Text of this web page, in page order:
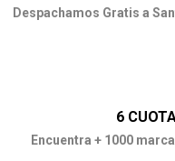
Despachamos Gratis a
6
Encuentra + 1000